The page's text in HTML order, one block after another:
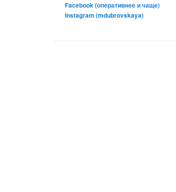
Facebook (оперативнее и чаще)
Instagram (mdubrovskaya)